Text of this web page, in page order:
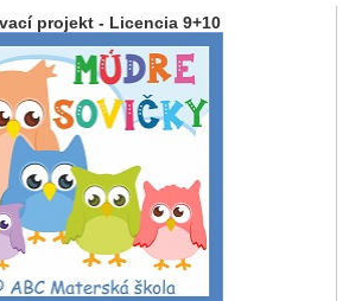
projekt - Licencia 9+10